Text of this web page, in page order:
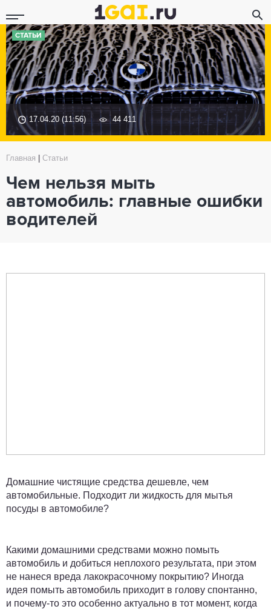
СТАТЬИ
17.04.20 (11:56) 44 411
Главная Статьи
Чем нельзя мыть
автомобиль: главные ошибки
водителей
Домашние чистящие средства дешевле, чем
автомобильные. Подходит ли жидкость для мытья
посуды в автомобиле?
Какими домашними средствами можно помыть
автомобиль и добиться неплохого результата, при этом
не нанеся вреда лакокрасочному покрытию? Иногда
идея помыть автомобиль приходит в голову спонтанно,
и почему-то это особенно актуально в тот момент, когда